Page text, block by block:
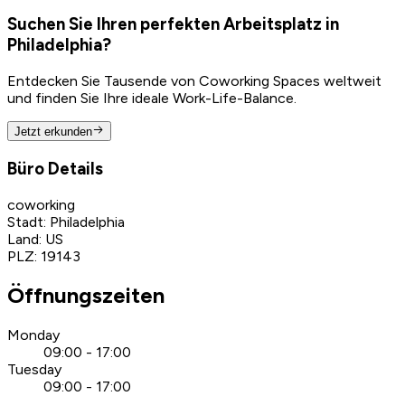
Suchen Sie Ihren perfekten Arbeitsplatz in
Philadelphia?
Entdecken Sie Tausende von Coworking Spaces weltweit
und finden Sie Ihre ideale Work-Life-Balance.
Jetzt erkunden
Büro Details
coworking
Stadt: Philadelphia
Land: US
PLZ: 19143
Öffnungszeiten
Monday
09:00 - 17:00
Tuesday
09:00 - 17:00